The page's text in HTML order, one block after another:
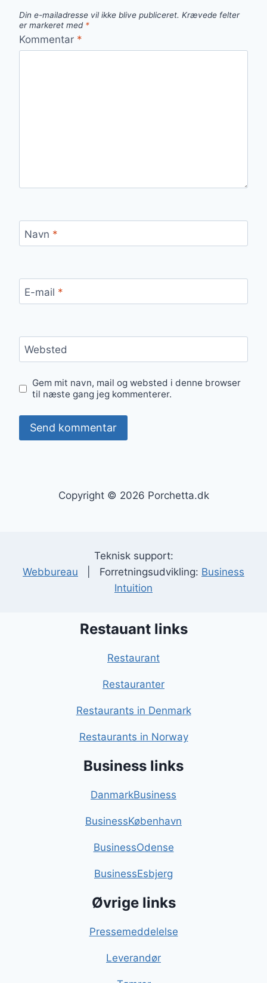
Din e-mailadresse vil ikke blive publiceret. Krævede felter
er markeret med *
Kommentar *
Navn *
E-mail *
Websted
Gem mit navn, mail og websted i denne browser
til næste gang jeg kommenterer.
Copyright © 2026 Porchetta.dk
Teknisk support:
Webbureau | Forretningsudvikling: Business
Intuition
Restauant links
Restaurant
Restauranter
Restaurants in Denmark
Restaurants in Norway
Business links
DanmarkBusiness
BusinessKøbenhavn
BusinessOdense
BusinessEsbjerg
Øvrige links
Pressemeddelelse
Leverandør